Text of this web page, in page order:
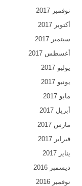
نوفمبر 2017
أكتوبر 2017
سبتمبر 2017
أغسطس 2017
يوليو 2017
يونيو 2017
مايو 2017
أبريل 2017
مارس 2017
فبراير 2017
يناير 2017
ديسمبر 2016
نوفمبر 2016